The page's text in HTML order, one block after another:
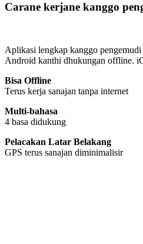
Carane kerjane kanggo
Aplikasi lengkap kanggo
Android kanthi dhukungan offline.
Bisa Offline
Terus kerja sanajan tanpa internet
Multi-bahasa
4 basa didukung
Pelacakan Latar Belakang
GPS terus sanajan diminimalisir